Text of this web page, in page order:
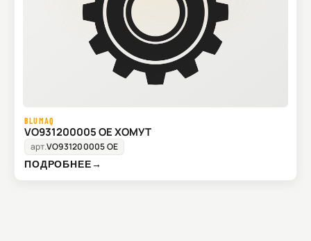
BLUMAQ
VO931200005 OE ХОМУТ
арт.VO931200005 OE
ПОДРОБНЕЕ→